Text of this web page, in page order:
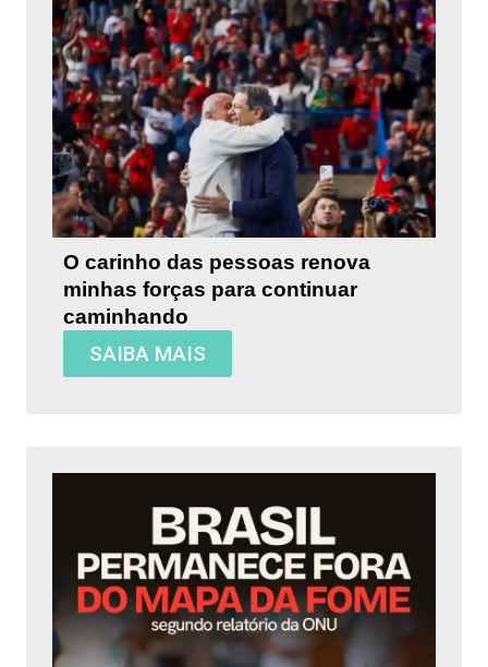
O carinho das pessoas renova
minhas forças para continuar
caminhando
SAIBA MAIS